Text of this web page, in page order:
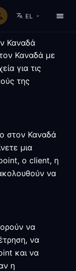
EL
Καναδά
Καναδά με
για τις
της
στον Καναδά
μια
ο client, η
να
να
να
και να
η